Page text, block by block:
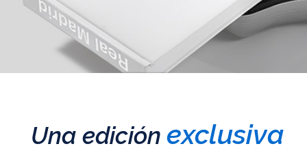
Una edición exclusiva